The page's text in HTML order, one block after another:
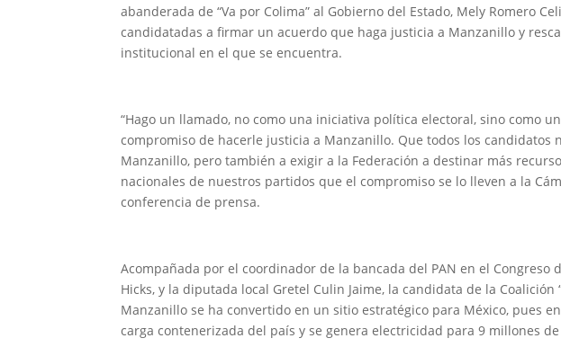
abanderada de “Va por Colima” al Gobierno del Estado, Mely Romero
candidatadas a firmar un acuerdo que haga justicia a Manzanillo y
institucional en el que se encuentra.
“Hago un llamado, no como una iniciativa política electoral, sino como
compromiso de hacerle justicia a Manzanillo. Que todos los candidatos
Manzanillo, pero también a exigir a la Federación a destinar más
nacionales de nuestros partidos que el compromiso se lo lleven a la
conferencia de prensa.
Acompañada por el coordinador de la bancada del PAN en el Congreso
Hicks, y la diputada local Gretel Culin Jaime, la candidata de la Coalición
Manzanillo se ha convertido en un sitio estratégico para México, pues
carga contenerizada del país y se genera electricidad para 9 millones